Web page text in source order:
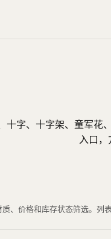
字、十字架、童军
入口，
、价格和库存状态筛选。